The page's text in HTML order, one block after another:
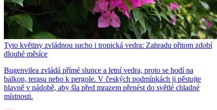
Tyto květiny zvládnou sucho i tropická vedra: Zahradu přitom zdobí
dlouhé měsíce
Bugenvilea zvládá přímé slunce a letní vedra, proto se hodí na
balkon, terasu nebo k pergole. V českých podmínkách ji pěstujte
hlavně v nádobě, aby šla před mrazem přenést do světlé chladné
místnosti.